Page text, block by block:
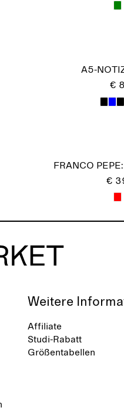
A5-
€ 8
FRANCO
€
Weitere
Affiliate
Studi-Rabatt
Größentabellen